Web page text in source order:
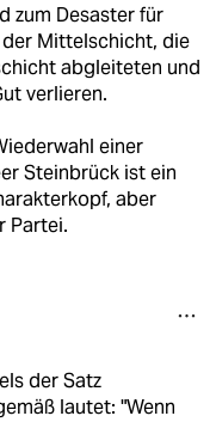
zum Desaster für
Mittelschicht, die
abgleiteten und
verlieren.
einer
Steinbrück ist ein
aber
Partei.
der Satz
lautet: "Wenn